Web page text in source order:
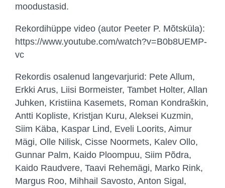
moodustasid.
Rekordihüppe video (autor Peeter P. Mõtsküla):
https://www.youtube.com/watch?v=B0b8UEMP-
vc
Rekordis osalenud langevarjurid: Pete Allum,
Erkki Arus, Liisi Bormeister, Tambet Holter, Allan
Juhken, Kristiina Kasemets, Roman Kondraškin,
Antti Kopliste, Kristjan Kuru, Aleksei Kuzmin,
Siim Käba, Kaspar Lind, Eveli Loorits, Aimur
Mägi, Olle Nilisk, Cisse Noormets, Kalev Ollo,
Gunnar Palm, Kaido Ploompuu, Siim Põdra,
Kaido Raudvere, Taavi Rehemägi, Marko Rink,
Margus Roo, Mihhail Savosto, Anton Sigal,